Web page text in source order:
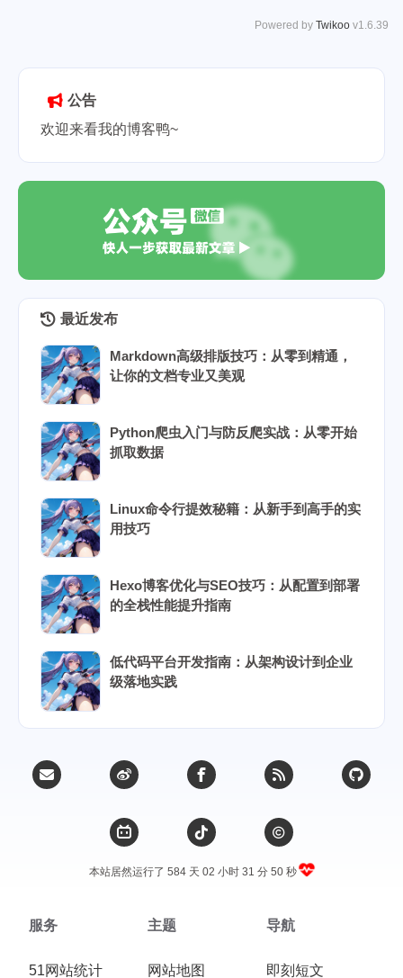
Powered by Twikoo v1.6.39
公告
欢迎来看我的博客鸭~
最近发布
Markdown高级排版技巧：从零到精通，
让你的文档专业又美观
Python爬虫入门与防反爬实战：从零开始
抓取数据
Linux命令行提效秘籍：从新手到高手的实
用技巧
Hexo博客优化与SEO技巧：从配置到部署
的全栈性能提升指南
低代码平台开发指南：从架构设计到企业
级落地实践
本站居然运行了 584 天 02 小时 31 分 51 秒
服务
51网站统计
主题
网站地图
导航
即刻短文